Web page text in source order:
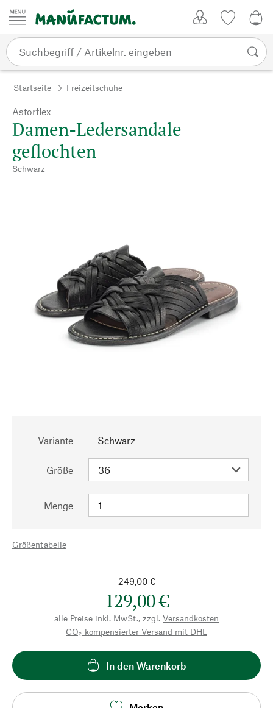
Zum Inhalt springen
Startseite Freizeitschuhe
Astorflex
Damen-Ledersandale
geflochten
Schwarz
Variante Schwarz
Größe
Menge
Größentabelle
249,00 €
129,00 €
alle Preise inkl. MwSt., zzgl. Versandkosten
CO₂-kompensierter Versand mit DHL
In den Warenkorb